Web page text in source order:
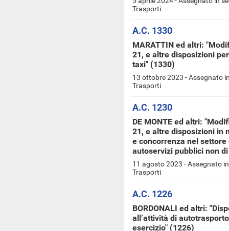
Trasporti
A.C. 1330
MARATTIN ed altri:
21, e altre disposizioni
taxi" (1330)
13 ottobre 2023 - Assegnato
Trasporti
A.C. 1230
DE MONTE ed altri:
21, e altre disposizioni in
e concorrenza nel
autoservizi pubblici non
11 agosto 2023 - Assegnato
Trasporti
A.C. 1226
BORDONALI ed altri:
all’attività di
esercizio" (1226)